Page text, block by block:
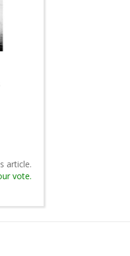
article.
vote.